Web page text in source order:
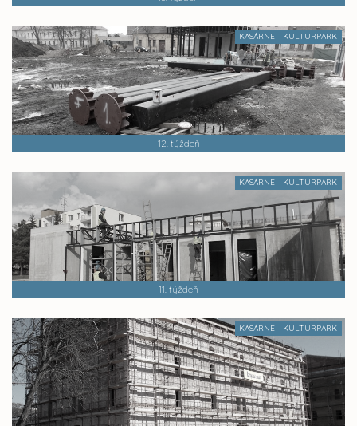
KASÁRNE - KULTURPARK
12. týždeň
KASÁRNE - KULTURPARK
11. týždeň
KASÁRNE - KULTURPARK